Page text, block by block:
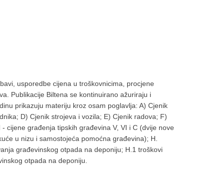
usporedbe cijena u troškovnicima, procjene
Publikacije Biltena se kontinuirano ažuriraju i
prikazuju materiju kroz osam poglavlja: A) Cjenik
D) Cjenik strojeva i vozila; E) Cjenik radova; F)
cijene građenja tipskih građevina V, VI i C (dvije nove
u nizu i samostojeća pomoćna građevina); H.
građevinskog otpada na deponiju; H.1 troškovi
otpada na deponiju.